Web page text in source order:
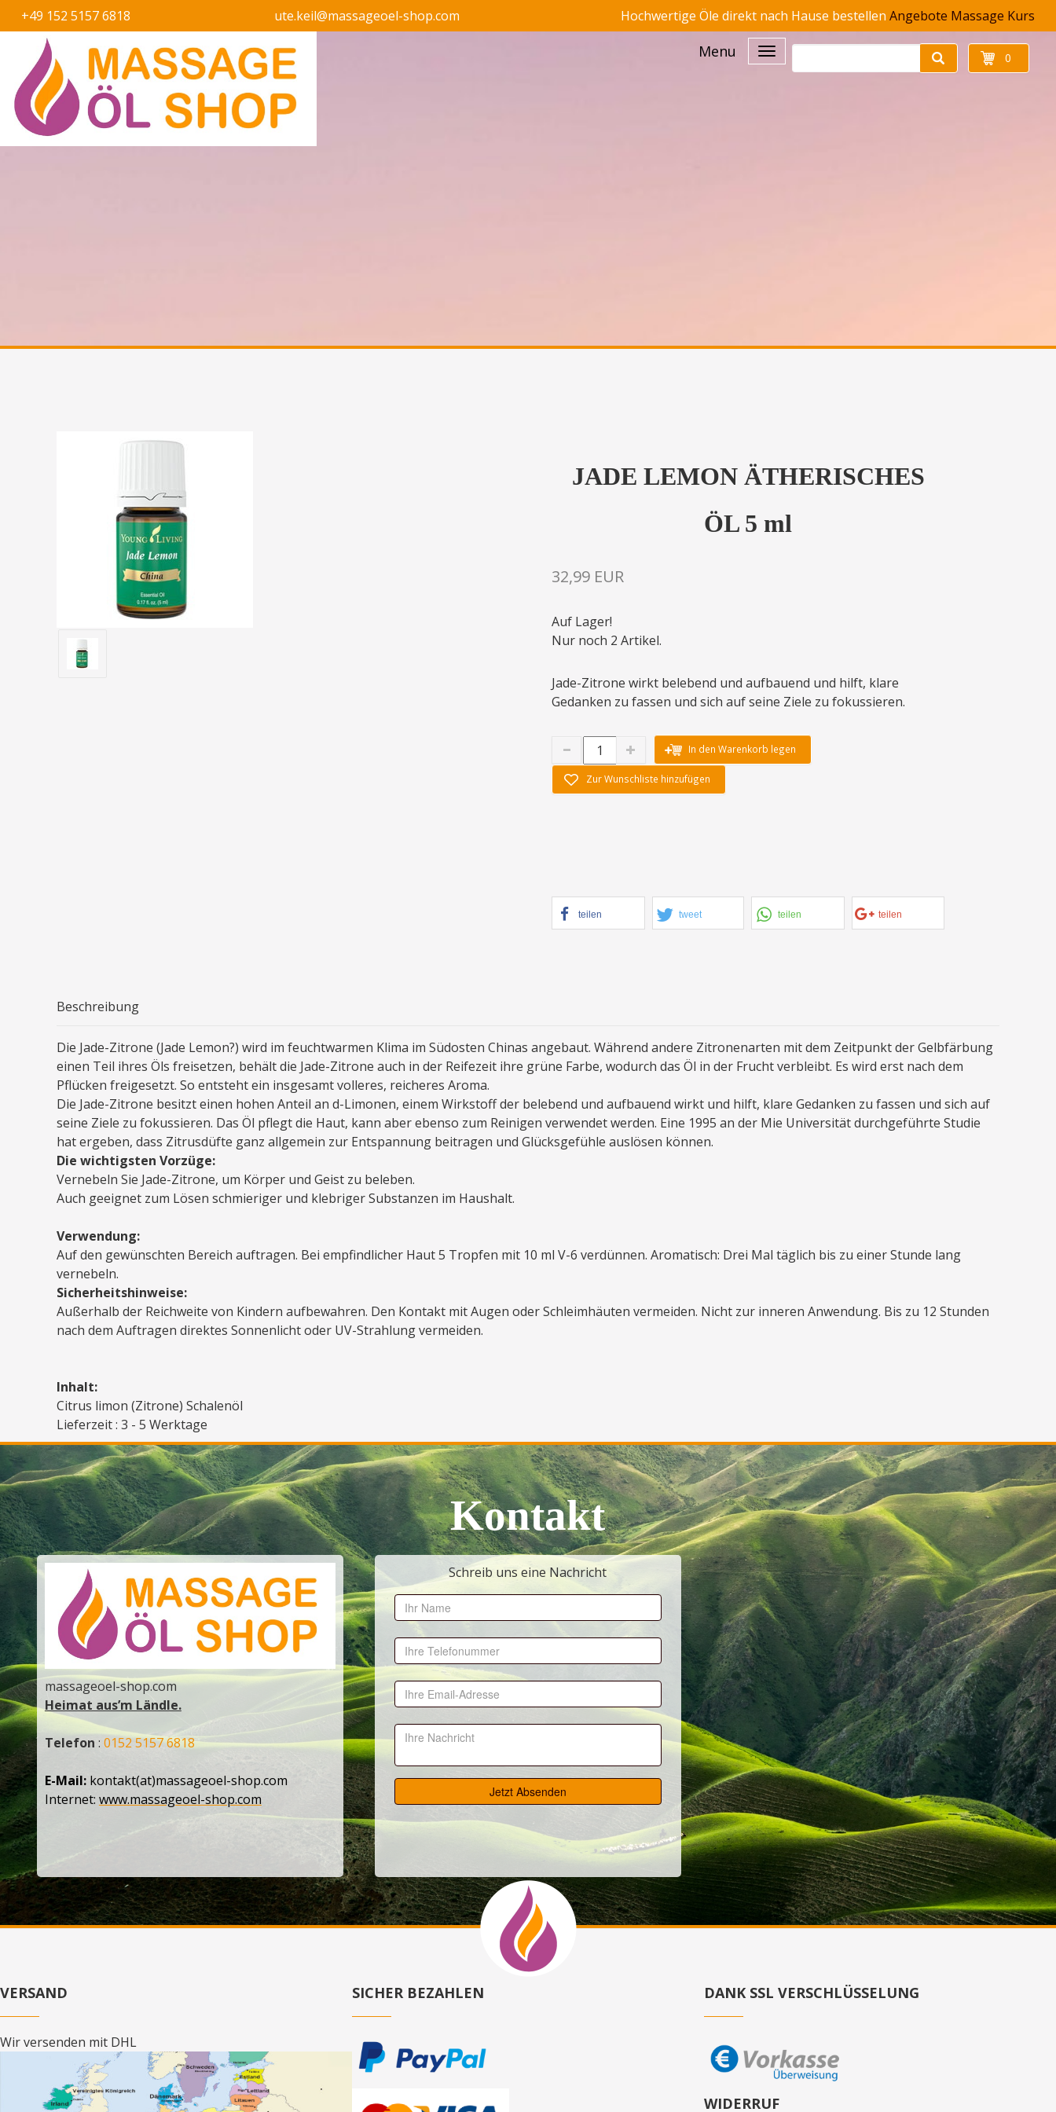
+49 152 5157 6818 ute.keil@massageoel-shop.com Hochwertige Öle direkt nach Hause bestellenAngebote Massage Kurs
Menu 0
JADE LEMON ÄTHERISCHES
ÖL 5 ml
32,99 EUR
Auf Lager!
Nur noch 2 Artikel.
Jade-Zitrone wirkt belebend und aufbauend und hilft, klare
Gedanken zu fassen und sich auf seine Ziele zu fokussieren.
In den Warenkorb legen
Zur Wunschliste hinzufügen
teilen tweet teilen teilen
Beschreibung
Die Jade-Zitrone (Jade Lemon?) wird im feuchtwarmen Klima im Südosten Chinas angebaut. Während andere Zitronenarten mit dem Zeitpunkt der Gelbfärbung
einen Teil ihres Öls freisetzen, behält die Jade-Zitrone auch in der Reifezeit ihre grüne Farbe, wodurch das Öl in der Frucht verbleibt. Es wird erst nach dem
Pflücken freigesetzt. So entsteht ein insgesamt volleres, reicheres Aroma.
Die Jade-Zitrone besitzt einen hohen Anteil an d-Limonen, einem Wirkstoff der belebend und aufbauend wirkt und hilft, klare Gedanken zu fassen und sich auf
seine Ziele zu fokussieren. Das Öl pflegt die Haut, kann aber ebenso zum Reinigen verwendet werden. Eine 1995 an der Mie Universität durchgeführte Studie
hat ergeben, dass Zitrusdüfte ganz allgemein zur Entspannung beitragen und Glücksgefühle auslösen können.
Die wichtigsten Vorzüge:
Vernebeln Sie Jade-Zitrone, um Körper und Geist zu beleben.
Auch geeignet zum Lösen schmieriger und klebriger Substanzen im Haushalt.
Verwendung:
Auf den gewünschten Bereich auftragen. Bei empfindlicher Haut 5 Tropfen mit 10 ml V-6 verdünnen. Aromatisch: Drei Mal täglich bis zu einer Stunde lang
vernebeln.
Sicherheitshinweise:
Außerhalb der Reichweite von Kindern aufbewahren. Den Kontakt mit Augen oder Schleimhäuten vermeiden. Nicht zur inneren Anwendung. Bis zu 12 Stunden
nach dem Auftragen direktes Sonnenlicht oder UV-Strahlung vermeiden.
Inhalt:
Citrus limon (Zitrone) Schalenöl
Lieferzeit : 3 - 5 Werktage
massageoel-shop.com
Heimat aus’m Ländle.
Telefon : 0152 5157 6818
E-Mail: kontakt(at)massageoel-shop.com
Internet: www.massageoel-shop.com
Kontakt
Schreib uns eine Nachricht
VERSAND
Wir versenden mit DHL
SICHER BEZAHLEN DANK SSL VERSCHLÜSSELUNG
WIDERRUF